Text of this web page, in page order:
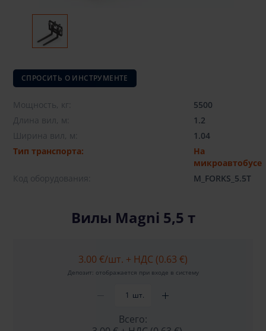
СПРОСИТЬ О ИНСТРУМЕНТЕ
Мощность, кг:
5500
Длина вил, м:
1.2
Ширина вил, м:
1.04
Тип транспорта:
На
микроавтобусе
Код оборудования:
M_FORKS_5.5T
Вилы Magni 5,5 т
3.00 €/шт. + НДС (0.63 €)
Депозит: отображается при входе в систему
шт.
Всего: